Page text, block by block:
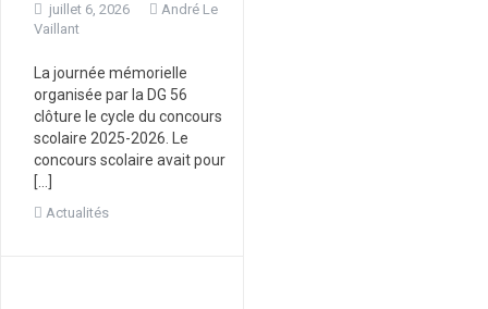
juillet 6, 2026
André Le
Vaillant
La journée mémorielle
organisée par la DG 56
clôture le cycle du concours
scolaire 2025-2026. Le
concours scolaire avait pour
[…]
Actualités